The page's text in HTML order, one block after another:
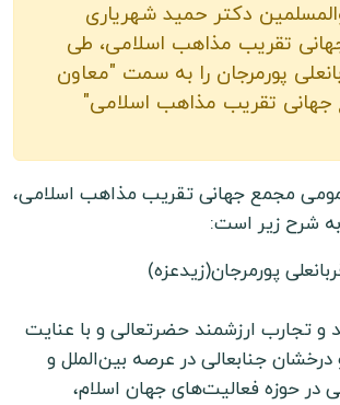
دکتر حمید شهریاری
تقریب مذاهب اسلامی، طی
پورمرجان را به‌ سمت "معاون
جهانی تقریب مذاهب اسلامی"
مجمع جهانی تقریب مذاهب اسلامی،
شرح زیر است:
پورمرجان(زیدعزه)
و تجارب ارزشمند حضرتعالی و با عنایت
درخشان جنابعالی در عرصه بین‌الملل و
در حوزه فعالیت‌‌های جهان اسلام،